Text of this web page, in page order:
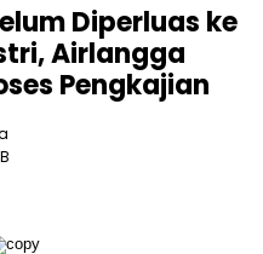
Diperluas ke
Airlangga
Pengkajian